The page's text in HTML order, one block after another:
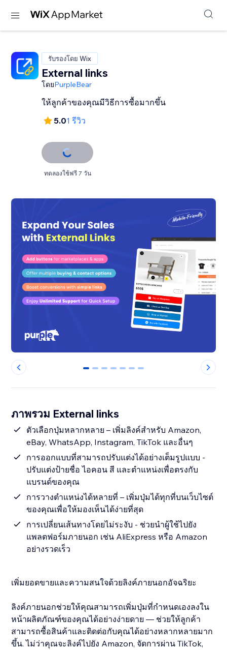
รับรองโดย Wix
External links
โดยPurpleBear
ให้ลูกค้าของคุณมีวิธีการซื้อมากขึ้น
5.01 รีวิว
ทดลองใช้ฟรี 7 วัน
0 1 2 3 4 5 6
ภาพรวม External links
ตัวเลือกปุ่มหลากหลาย – เพิ่มลิงค์สำหรับ Amazon,
eBay, WhatsApp, Instagram, TikTok และอื่นๆ
การออกแบบที่สามารถปรับแต่งได้อย่างเต็มรูปแบบ -
ปรับแต่งป้ายชื่อ ไอคอน สี และตำแหน่งเพื่อตรงกับ
แบรนด์ของคุณ
การวางตำแหน่งได้หลายที่ – เพิ่มปุ่มได้ทุกที่บนเว็บไซต์
ของคุณเพื่อให้มองเห็นได้ง่ายที่สุด
การเปลี่ยนเส้นทางโดยไม่ระงับ - ช่วยนำผู้ใช้ไปยัง
แพลตฟอร์มภายนอก เช่น AliExpress หรือ Amazon
อย่างรวดเร็ว
เพิ่มยอดขายและความสนใจด้วยลิงค์ภายนอกอัจฉริยะ
ลิงค์ภายนอกช่วยให้คุณสามารถเพิ่มปุ่มที่กำหนดเองลงใน
หน้าผลิตภัณฑ์ของคุณได้อย่างง่ายดาย — ช่วยให้ลูกค้า
สามารถซื้อสินค้าและติดต่อกับคุณได้อย่างหลากหลายมาก
ขึ้น. ไม่ว่าคุณจะลิงค์ไปยัง Amazon, จัดการผ่าน TikTok,